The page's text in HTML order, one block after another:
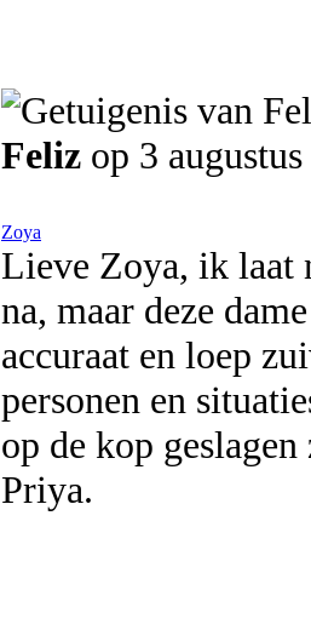
Feliz op 3
Zoya
Lieve Zoya, ik laat
na, maar deze
accuraat en loep
personen en
op de kop
Priya.